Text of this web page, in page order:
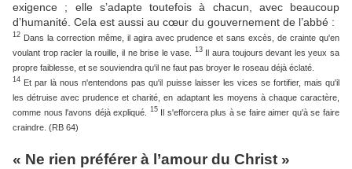
exigence ; elle s’adapte toutefois à chacun, avec beaucoup
d’humanité. Cela est aussi au cœur du gouvernement de l’abbé :
12 Dans la correction même, il agira avec prudence et sans excès, de crainte qu'en
voulant trop racler la rouille, il ne brise le vase.
13Il aura toujours devant les yeux sa
propre faiblesse, et se souviendra qu'il ne faut pas broyer le roseau déjà éclaté.
14 Et par là nous n'entendons pas qu'il puisse laisser les vices se fortifier, mais qu'il
les détruise avec prudence et charité, en adaptant les moyens à chaque caractère,
comme nous l'avons déjà expliqué.
15Il s'efforcera plus à se faire aimer qu'à se faire
craindre. (RB 64)
« Ne rien préférer à l’amour du Christ »